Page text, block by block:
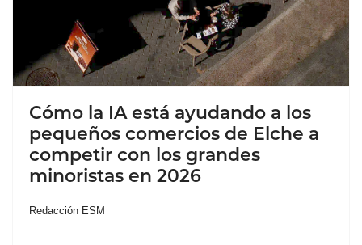
Cómo la IA está ayudando a los
pequeños comercios de Elche a
competir con los grandes
minoristas en 2026
Redacción ESM